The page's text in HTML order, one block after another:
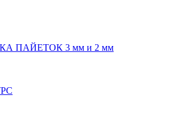
ПАЙЕТОК 3 мм и 2 мм